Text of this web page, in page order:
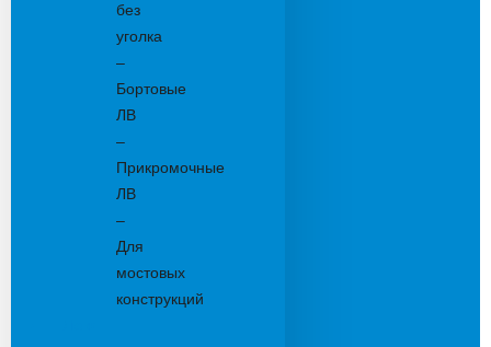
без
уголка
–
Бортовые
ЛВ
–
Прикромочные
ЛВ
–
Для
мостовых
конструкций